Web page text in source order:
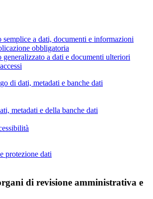
semplice a dati, documenti e informazioni
obbligatoria
generalizzato a dati e documenti ulteriori
di dati, metadati e banche dati
metadati e della banche dati
protezione dati
di revisione amministrativa e